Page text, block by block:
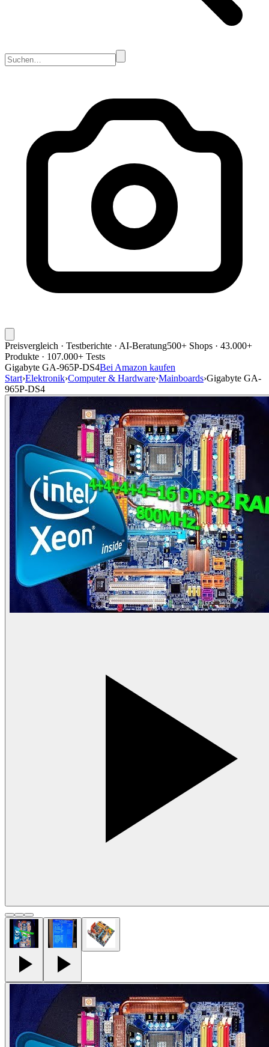
Preisvergleich · Testberichte · AI-Beratung500+ Shops · 43.000+
Produkte · 107.000+ Tests
Gigabyte GA-965P-DS4Bei Amazon kaufen
Start›Elektronik›Computer & Hardware›Mainboards›Gigabyte GA-
965P-DS4